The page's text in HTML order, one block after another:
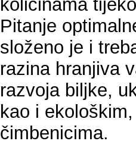
količinama
Pitanje
složeno je i
razina hranjiva
razvoja biljke,
kao i
čimbenicima.